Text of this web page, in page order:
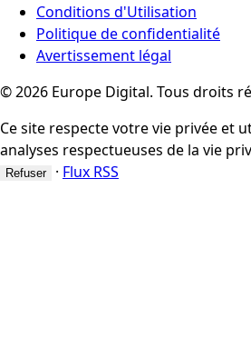
Conditions d'Utilisation
Politique de confidentialité
Avertissement légal
© 2026 Europe Digital. Tous droits
Ce site respecte votre vie privée et
analyses respectueuses de la vie
Refuser · Flux RSS